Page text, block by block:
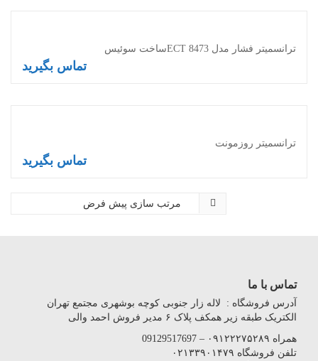
ترانسمیتر روزمونت
تماس بگیرید
ترانسمیتر فشار مدل ECT 8473ساخت سوئیس
تماس بگیرید
تماس با ما
آدرس فروشگاه : لاله زار جنوبی کوچه بوشهری مجتمع تهران
الکتریک طبقه زیر همکف پلاک ۶ مدیر فروش احمد والی
همراه ۰۹۱۲۲۲۷۵۲۸۹ – 09129517697
تلفن فروشگاه ۰۲۱۳۳۹۰۱۴۷۹